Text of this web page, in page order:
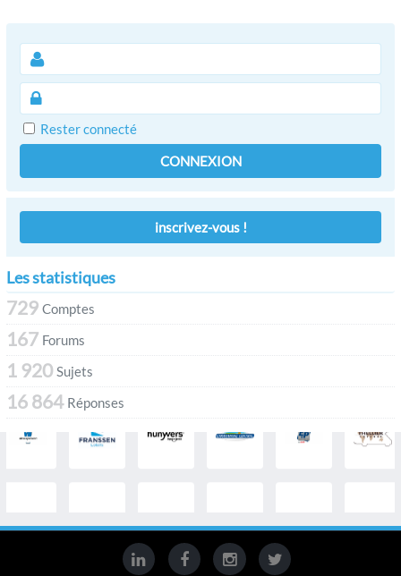
Rester connecté
CONNEXION
inscrivez-vous !
Les statistiques
729 Comptes
167 Forums
1 920 Sujets
16 864 Réponses